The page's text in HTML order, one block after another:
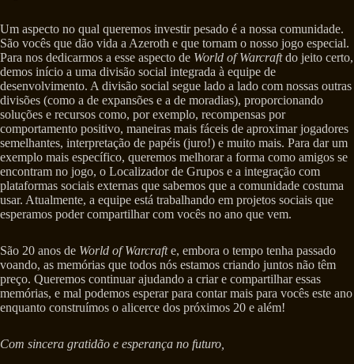
Um aspecto no qual queremos investir pesado é a nossa comunidade.
São vocês que dão vida a Azeroth e que tornam o nosso jogo especial.
Para nos dedicarmos a esse aspecto de World of Warcraftdo jeito certo,
demos início a uma divisão social integrada à equipe de
desenvolvimento. A divisão social segue lado a lado com nossas outras
divisões (como a de expansões e a de moradias), proporcionando
soluções e recursos como, por exemplo, recompensas por
comportamento positivo, maneiras mais fáceis de aproximar jogadores
semelhantes, interpretação de papéis (juro!) e muito mais. Para dar um
exemplo mais específico, queremos melhorar a forma como amigos se
encontram no jogo, o Localizador de Grupos e a integração com
plataformas sociais externas que sabemos que a comunidade costuma
usar. Atualmente, a equipe está trabalhando em projetos sociais que
esperamos poder compartilhar com vocês no ano que vem.
São 20 anos de World of Warcrafte, embora o tempo tenha passado
voando, as memórias que todos nós estamos criando juntos não têm
preço. Queremos continuar ajudando a criar e compartilhar essas
memórias, e mal podemos esperar para contar mais para vocês este ano
enquanto construímos o alicerce dos próximos 20 e além!
Com sincera gratidão e esperança no futuro,